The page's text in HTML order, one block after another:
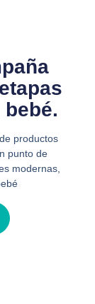
productos
punto de
modernas,